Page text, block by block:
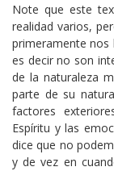
Note que este
realidad varios,
primeramente nos
es decir no son
de la naturaleza
parte de su
factores
Espíritu y las
dice que no
y de vez en